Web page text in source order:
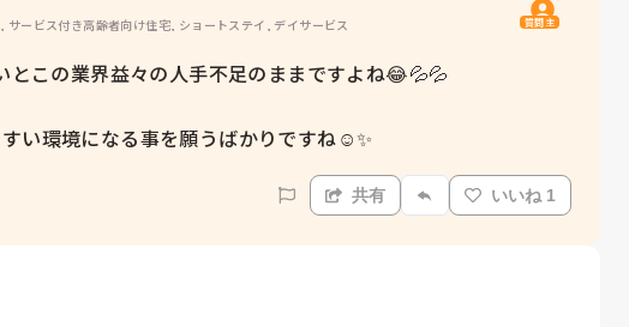
ービス付き高齢者向け住宅, ショートステイ, デイサービス 質問主
とこの業界益々の人手不足のままですよね😂💦💦
い環境になる事を願うばかりですね☺️✨
共有 いいね 1